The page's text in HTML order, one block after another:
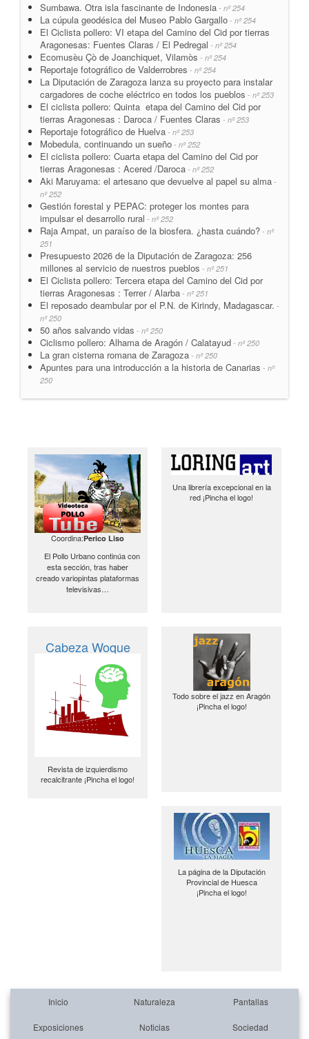
Sumbawa. Otra isla fascinante de Indonesia - nº 254
La cúpula geodésica del Museo Pablo Gargallo - nº 254
El Ciclista pollero: VI etapa del Camino del Cid por tierras
Aragonesas: Fuentes Claras / El Pedregal - nº 254
Ecomusèu Çò de Joanchiquet, Vilamòs - nº 254
Reportaje fotográfico de Valderrobres - nº 254
La Diputación de Zaragoza lanza su proyecto para instalar
cargadores de coche eléctrico en todos los pueblos - nº 253
El ciclista pollero: Quinta etapa del Camino del Cid por
tierras Aragonesas : Daroca / Fuentes Claras - nº 253
Reportaje fotográfico de Huelva - nº 253
Mobedula, continuando un sueño - nº 252
El ciclista pollero: Cuarta etapa del Camino del Cid por
tierras Aragonesas : Acered /Daroca - nº 252
Aki Maruyama: el artesano que devuelve al papel su alma -
nº 252
Gestión forestal y PEPAC: proteger los montes para
impulsar el desarrollo rural - nº 252
Raja Ampat, un paraíso de la biosfera. ¿hasta cuándo? - nº
251
Presupuesto 2026 de la Diputación de Zaragoza: 256
millones al servicio de nuestros pueblos - nº 251
El Ciclista pollero: Tercera etapa del Camino del Cid por
tierras Aragonesas : Terrer / Alarba - nº 251
El reposado deambular por el P.N. de Kirindy, Madagascar. -
nº 250
50 años salvando vidas - nº 250
Ciclismo pollero: Alhama de Aragón / Calatayud - nº 250
La gran cisterna romana de Zaragoza - nº 250
Apuntes para una introducción a la historia de Canarias - nº
250
Coordina:Perico Liso
El Pollo Urbano continúa con
esta sección, tras haber
creado variopintas plataformas
televisivas…
Una librería excepcional en la
red ¡Pincha el logo!
Cabeza Woque
Revista de izquierdismo
recalcitrante ¡Pincha el logo!
Todo sobre el jazz en Aragón
¡Pincha el logo!
La página de la Diputación
Provincial de Huesca
¡Pincha el logo!
Inicio Naturaleza Pantallas
Exposiciones Noticias Sociedad